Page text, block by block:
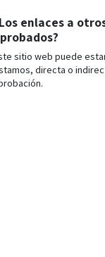
enlaces a
sitio web puede
directa o